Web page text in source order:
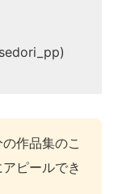
作品集のこ
ピールでき